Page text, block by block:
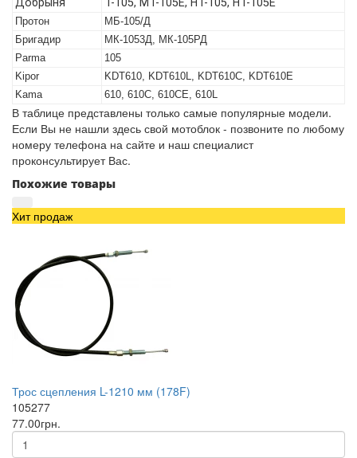
Добрыня T-105, МТ-105Е, НТ-105, НТ-105Е
Протон
МБ-105/Д
Бригадир
МК-1053Д, МК-105РД
Parma
105
Kipor
KDT610, KDT610L, KDT610C, KDT610E
Kama
610, 610C, 610CE, 610L
В таблице представлены только самые популярные модели.
Если Вы не нашли здесь свой мотоблок - позвоните по любому
номеру телефона на сайте и наш специалист
проконсультирует Вас.
Похожие товары
Хит продаж
Трос сцепления L-1210 мм (178F)
105277
77.00грн.